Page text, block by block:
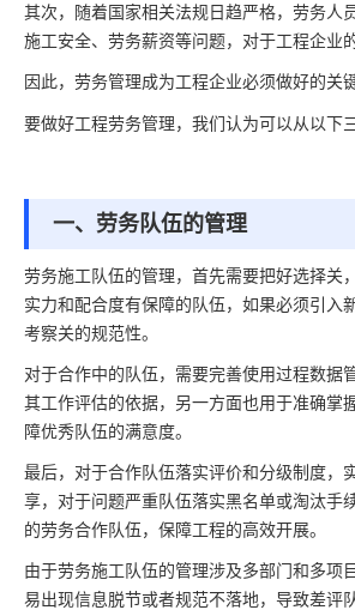
其次，随着国家相关法规日趋严格，劳务人
施工安全、劳务薪资等问题，对于工程企业
因此，劳务管理成为工程企业必须做好的关
要做好工程劳务管理，我们认为可以从以下
一、劳务队伍的管理
劳务施工队伍的管理，首先需要把好选择关
实力和配合度有保障的队伍，如果必须引入
考察关的规范性。
对于合作中的队伍，需要完善使用过程数据
其工作评估的依据，另一方面也用于准确掌
障优秀队伍的满意度。
最后，对于合作队伍落实评价和分级制度，
享，对于问题严重队伍落实黑名单或淘汰手
的劳务合作队伍，保障工程的高效开展。
由于劳务施工队伍的管理涉及多部门和多项
易出现信息脱节或者规范不落地，导致差评